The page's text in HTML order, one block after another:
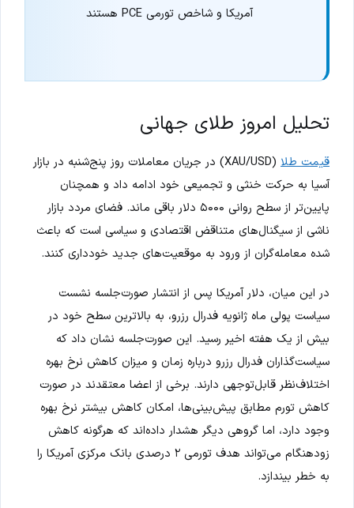
آمریکا و شاخص تورمی PCE هستند
تحلیل امروز طلای جهانی
قیمت طلا
(XAU/USD) در جریان معاملات روز پنج‌شنبه در بازار
آسیا به حرکت خنثی و تجمیعی خود ادامه داد و همچنان
پایین‌تر از سطح روانی ۵۰۰۰ دلار باقی ماند. فضای مردد بازار
ناشی از سیگنال‌های متناقض اقتصادی و سیاسی است که باعث
شده معامله‌گران از ورود به موقعیت‌های جدید خودداری کنند.
در این میان، دلار آمریکا پس از انتشار صورت‌جلسه نشست
سیاست پولی ماه ژانویه فدرال رزرو، به بالاترین سطح خود در
بیش از یک هفته اخیر رسید. این صورت‌جلسه نشان داد که
سیاست‌گذاران فدرال رزرو درباره زمان و میزان کاهش نرخ بهره
اختلاف‌نظر قابل‌توجهی دارند. برخی از اعضا معتقدند در صورت
کاهش تورم مطابق پیش‌بینی‌ها، امکان کاهش بیشتر نرخ بهره
وجود دارد، اما گروهی دیگر هشدار داده‌اند که هرگونه کاهش
زودهنگام می‌تواند هدف تورمی ۲ درصدی بانک مرکزی آمریکا را
به خطر بیندازد.